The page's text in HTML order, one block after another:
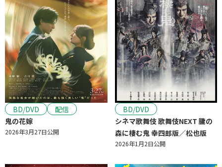
BD/DVD
配信
鬼の花嫁
2026年3月27日公開
BD/DVD
シネマ歌舞伎 歌舞伎NEXT 朧の
森に棲む鬼 幸四郎版／松也版
2026年1月2日公開